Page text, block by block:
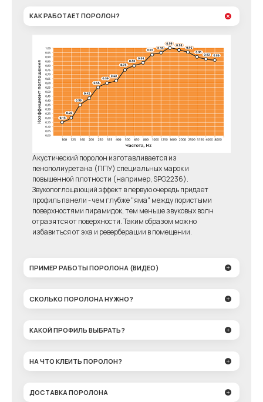
КАК РАБОТАЕТ ПОРОЛОН?
Акустический поролон изготавливается из
пенополиуретана (ППУ) специальных марок и
повышенной плотности (например, SPG2236).
Звукопоглощающий эффект в первую очередь придает
профиль панели - чем глубже "яма" между пористыми
поверхностями пирамидок, тем меньше звуковых волн
отразятся от поверхности. Таким образом можно
избавиться от эха и реверберации в помещении.
ПРИМЕР РАБОТЫ ПОРОЛОНА (ВИДЕО)
СКОЛЬКО ПОРОЛОНА НУЖНО?
КАКОЙ ПРОФИЛЬ ВЫБРАТЬ?
НА ЧТО КЛЕИТЬ ПОРОЛОН?
ДОСТАВКА ПОРОЛОНА